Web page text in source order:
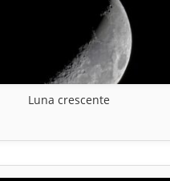
Luna crescente